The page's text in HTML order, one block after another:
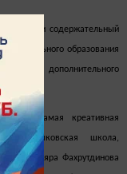
и содержательный
образования
дополнительного
«Самая креативная
Машляковская школа,
– Диляра Фахрутдинова